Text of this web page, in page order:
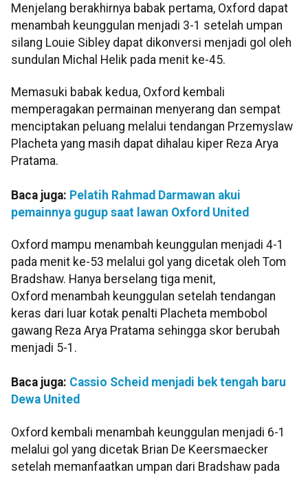
Menjelang berakhirnya babak pertama, Oxford dapat
menambah keunggulan menjadi 3-1 setelah umpan
silang Louie Sibley dapat dikonversi menjadi gol oleh
sundulan Michal Helik pada menit ke-45.
Memasuki babak kedua, Oxford kembali
memperagakan permainan menyerang dan sempat
menciptakan peluang melalui tendangan Przemyslaw
Placheta yang masih dapat dihalau kiper Reza Arya
Pratama.
Baca juga: Pelatih Rahmad Darmawan akui
pemainnya gugup saat lawan Oxford United
Oxford mampu menambah keunggulan menjadi 4-1
pada menit ke-53 melalui gol yang dicetak oleh Tom
Bradshaw. Hanya berselang tiga menit,
Oxford menambah keunggulan setelah tendangan
keras dari luar kotak penalti Placheta membobol
gawang Reza Arya Pratama sehingga skor berubah
menjadi 5-1.
Baca juga: Cassio Scheid menjadi bek tengah baru
Dewa United
Oxford kembali menambah keunggulan menjadi 6-1
melalui gol yang dicetak Brian De Keersmaecker
setelah memanfaatkan umpan dari Bradshaw pada